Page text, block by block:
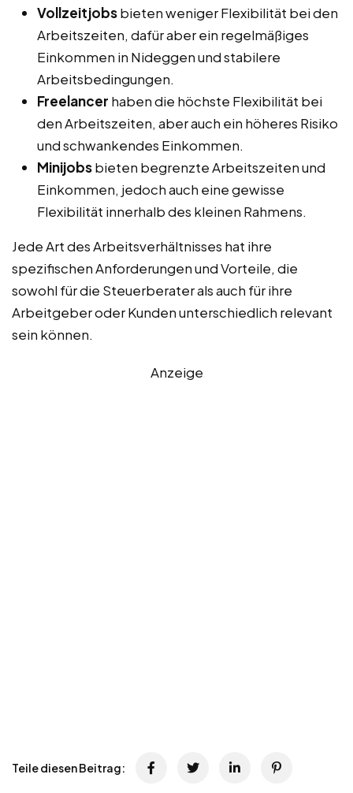
Vollzeitjobsbieten weniger Flexibilität bei den
Arbeitszeiten, dafür aber ein regelmäßiges
Einkommen in Nideggen und stabilere
Arbeitsbedingungen.
Freelancer haben die höchste Flexibilität bei
den Arbeitszeiten, aber auch ein höheres Risiko
und schwankendes Einkommen.
Minijobsbieten begrenzte Arbeitszeiten und
Einkommen, jedoch auch eine gewisse
Flexibilität innerhalb des kleinen Rahmens.
Jede Art des Arbeitsverhältnisses hat ihre
spezifischen Anforderungen und Vorteile, die
sowohl für die Steuerberater als auch für ihre
Arbeitgeber oder Kunden unterschiedlich relevant
sein können.
Anzeige
Teile diesen Beitrag: